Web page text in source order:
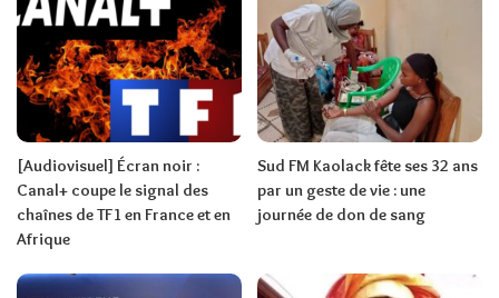
[Audiovisuel] Écran noir :
Canal+ coupe le signal des
chaînes de TF1 en France et en
Afrique
Sud FM Kaolack fête ses 32 ans
par un geste de vie : une
journée de don de sang